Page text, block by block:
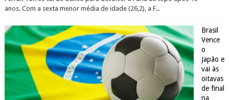
anos. Com a sexta menor média de idade (26,2), a F...
Brasil
Vence
o
Japão e
vai às
oitavas
de final
na